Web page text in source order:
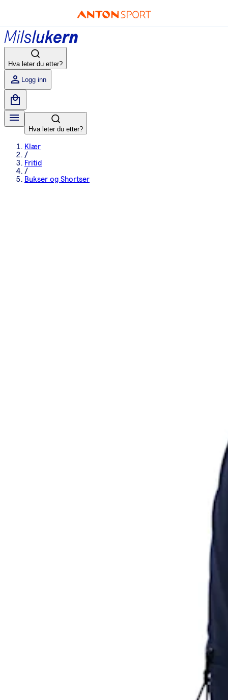
Hva leter du etter?
Logg inn
Hva leter du etter?
Klær
/
Fritid
/
Bukser og Shortser